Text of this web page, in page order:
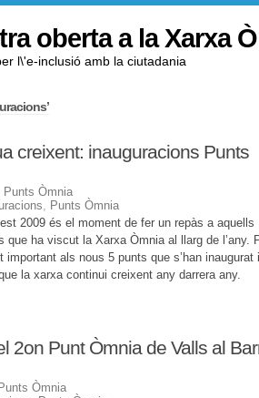
oberta a la Xarxa
l\'e-inclusió amb la ciutadania
creixent: inauguracions Punts
Punts Òmnia
, Punts Òmnia
2009 és el moment de fer un repàs a aquells
que ha viscut la Xarxa Òmnia al llarg de l’any.
important als nous 5 punts que s’han inaugurat i
la xarxa continui creixent any darrera any.
2on Punt Òmnia de Valls al
Punts Òmnia